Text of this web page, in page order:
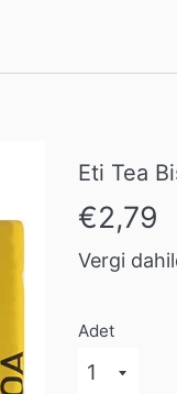
Eti Tea
Normal
fiyat
€2,79
Vergi
Adet